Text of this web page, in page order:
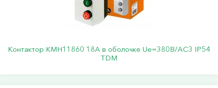
Контактор КМН11860 18А в оболочке Ue=380В/АС3 IP54
TDM